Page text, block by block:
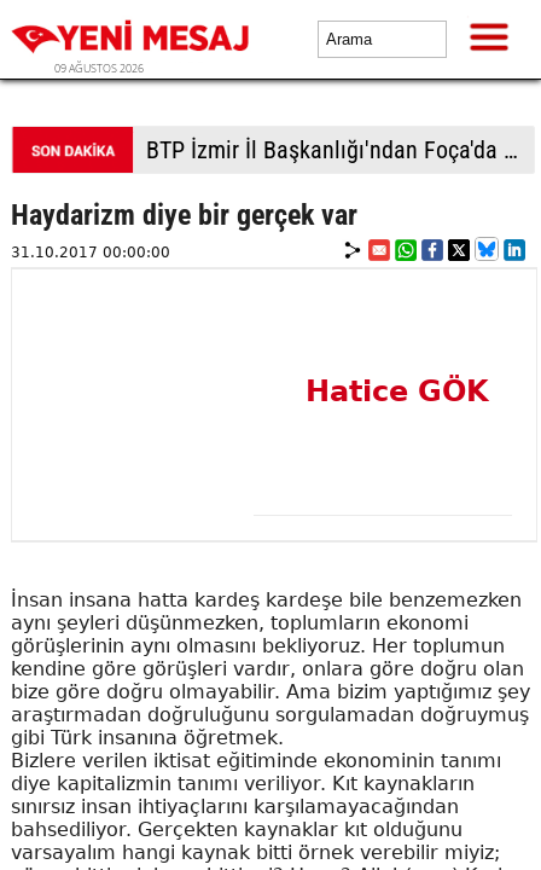
09 AĞUSTOS 2026
BTP İzmir İl Başkanlığı'ndan Foça'da çıkarma: Vatandaştan yoğun ilgi
Haydarizm diye bir gerçek var
31.10.2017 00:00:00
Hatice GÖK
İnsan insana hatta kardeş kardeşe bile benzemezken
aynı şeyleri düşünmezken, toplumların ekonomi
görüşlerinin aynı olmasını bekliyoruz. Her toplumun
kendine göre görüşleri vardır, onlara göre doğru olan
bize göre doğru olmayabilir. Ama bizim yaptığımız şey
araştırmadan doğruluğunu sorgulamadan doğruymuş
gibi Türk insanına öğretmek.
Bizlere verilen iktisat eğitiminde ekonominin tanımı
diye kapitalizmin tanımı veriliyor. Kıt kaynakların
sınırsız insan ihtiyaçlarını karşılamayacağından
bahsediliyor. Gerçekten kaynaklar kıt olduğunu
varsayalım hangi kaynak bitti örnek verebilir miyiz;